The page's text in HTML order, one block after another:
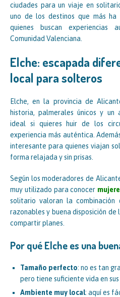
ciudades para un viaje en
uno de los destinos que más
quienes buscan
Comunidad Valenciana.
Elche: escapada
local para solteros
Elche, en la provincia de
historia, palmerales únicos y un
ideal si quieres huir de los
experiencia más auténtica.
interesante para quienes viajan
forma relajada y sin prisas.
Según los moderadores de
muy utilizado para conocer
solitario valoran la combinación
razonables y buena disposición
compartir planes.
Por qué Elche es una
Tamaño perfecto: no es tan
pero tiene suficiente vida en
Ambiente muy local: aquí es